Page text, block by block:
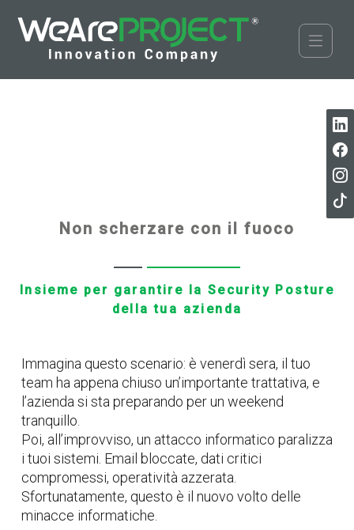
Non scherzare con il fuoco
Insieme per garantire la Security Posture
della tua azienda
Immagina questo scenario: è venerdì sera, il tuo
team ha appena chiuso un’importante trattativa, e
l’azienda si sta preparando per un weekend
tranquillo.
Poi, all’improvviso, un attacco informatico paralizza
i tuoi sistemi. Email bloccate, dati critici
compromessi, operatività azzerata.
Sfortunatamente, questo è il nuovo volto delle
minacce informatiche.